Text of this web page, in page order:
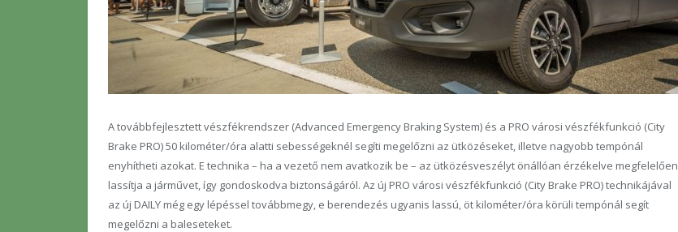
A továbbfejlesztett vészfékrendszer (Advanced Emergency Braking System) és a PRO városi vészfékfunkció (City
Brake PRO) 50 kilométer/óra alatti sebességeknél segíti megelőzni az ütközéseket, illetve nagyobb tempónál
enyhítheti azokat. E technika – ha a vezető nem avatkozik be – az ütközésveszélyt önállóan érzékelve megfelelően
lassítja a járművet, így gondoskodva biztonságáról. Az új PRO városi vészfékfunkció (City Brake PRO) technikájával
az új DAILY még egy lépéssel továbbmegy, e berendezés ugyanis lassú, öt kilométer/óra körüli tempónál segít
megelőzni a baleseteket.